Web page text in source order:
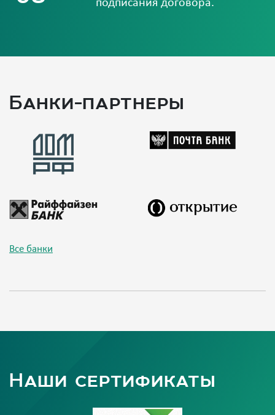
подписания договора.
Банки-партнеры
Все банки
Наши сертификаты